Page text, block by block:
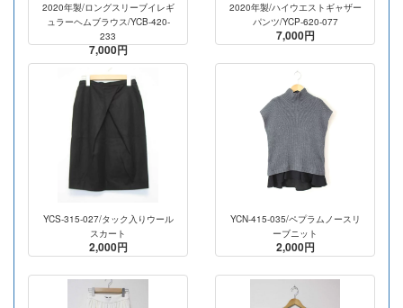
2020年製/ロングスリーブイレギ
ュラーヘムブラウス/YCB-420-
233
7,000円
2020年製/ハイウエストギャザー
パンツ/YCP-620-077
7,000円
YCS-315-027/タック入りウール
スカート
2,000円
YCN-415-035/ペプラムノースリ
ーブニット
2,000円